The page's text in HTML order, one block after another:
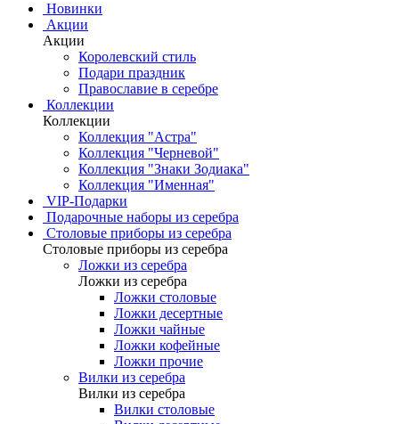
Новинки
Акции
Акции
Королевский стиль
Подари праздник
Православие в серебре
Коллекции
Коллекции
Коллекция "Астра"
Коллекция "Черневой"
Коллекция "Знаки Зодиака"
Коллекция "Именная"
VIP-Подарки
Подарочные наборы из серебра
Столовые приборы из серебра
Столовые приборы из серебра
Ложки из серебра
Ложки из серебра
Ложки столовые
Ложки десертные
Ложки чайные
Ложки кофейные
Ложки прочие
Вилки из серебра
Вилки из серебра
Вилки столовые